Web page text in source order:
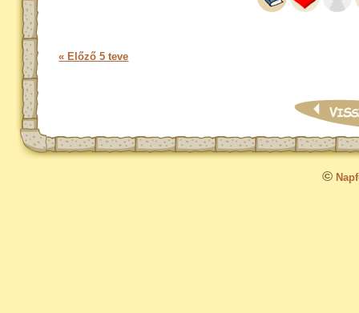
« Előző 5 teve
©